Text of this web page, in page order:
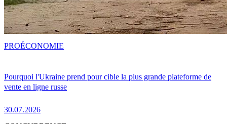
Pourquoi l'Ukraine prend pour cible la plus grande plateforme de
vente en ligne russe
30.07.2026
PROÉCONOMIE